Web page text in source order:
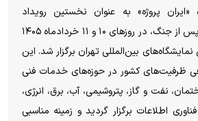
«ایران پروژه» به عنوان نخستین رویداد
نمایشگاهی تخصصی پس از جنگ، در روز‌های ۱۰ و ۱۱ خردادماه ۱۴۰۵
نمایشگاه‌های بین‌المللی تهران برگزار شد. این
ظرفیت‌های کشور در حوزه‌های خدمات فنی
نفت و گاز، پتروشیمی، آب، برق، انرژی،
اطلاعات برگزار گردید و زمینه مناسبی